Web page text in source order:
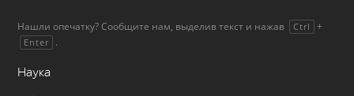
Нашли опечатку? Сообщите нам, выделив текст и нажав Ctrl +
Enter .
Наука